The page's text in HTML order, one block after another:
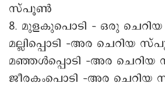
സ്പൂൺ
8. മുളകുപൊടി – ഒരു
മല്ലിപ്പൊടി –അര ചെറിയ
മഞ്ഞൾപ്പൊടി –അര
ജീരകംപൊടി –അര